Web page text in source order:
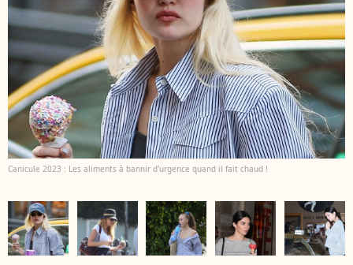
Canicule 2023 : Les aliments à bannir d'urgence quand il fait chaud !